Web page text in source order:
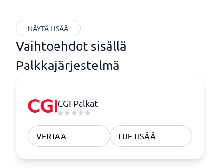
NÄYTÄ LISÄÄ
Vaihtoehdot sisällä
Palkkajärjestelmä
CGI Palkat
VERTAA LUE LISÄÄ